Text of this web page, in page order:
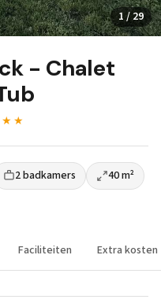
1 / 29
- Chalet
2 badkamers
40 m²
Faciliteiten Extra kosten